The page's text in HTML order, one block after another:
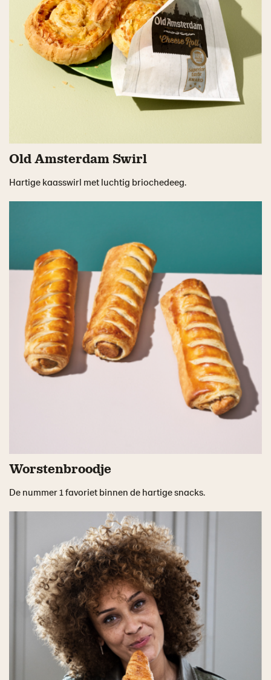
Old Amsterdam Swirl
Hartige kaasswirl met luchtig briochedeeg.
Worstenbroodje
De nummer 1 favoriet binnen de hartige snacks.